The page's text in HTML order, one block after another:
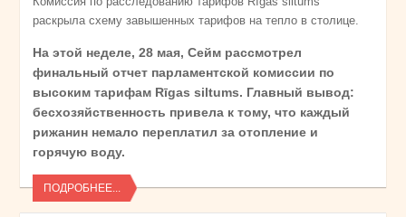
раскрыла схему завышенных тарифов на тепло в столице.
На этой неделе, 28 мая, Сейм рассмотрел
финальный отчет парламентской комиссии по
высоким тарифам Rīgas siltums. Главный вывод:
бесхозяйственность привела к тому, что каждый
рижанин немало переплатил за отопление и
горячую воду.
ПОДРОБНЕЕ...